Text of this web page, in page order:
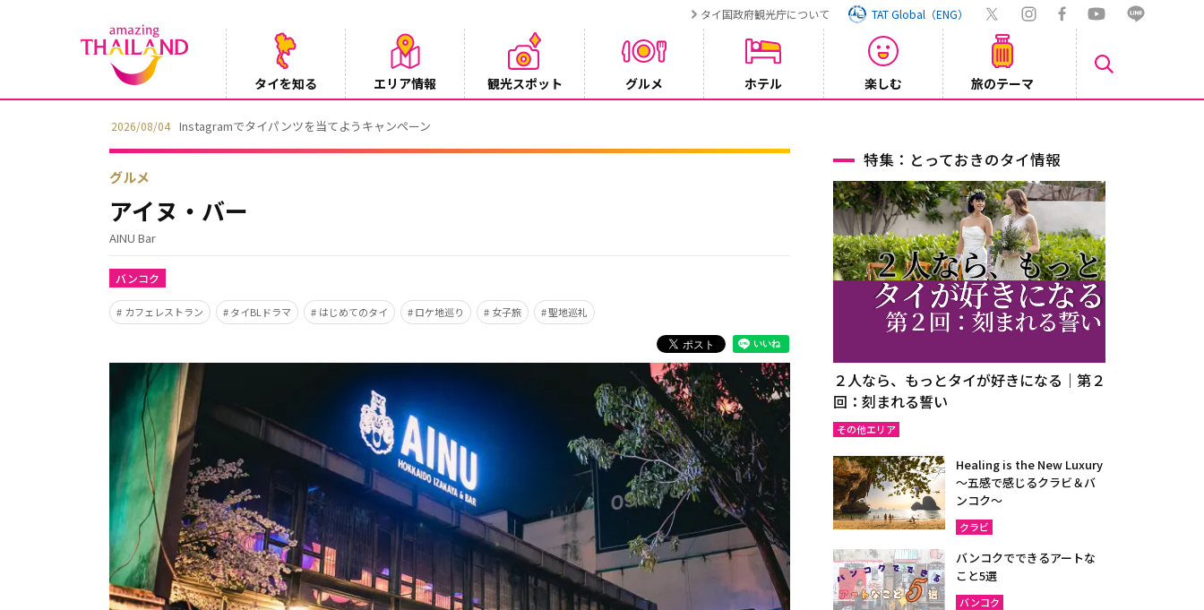
タイ国政府観光庁について TAT Global（ENG）
タイを知る エリア情報 観光スポット グルメ ホテル 楽しむ 旅のテーマ
2026/08/04 Instagramでタイパンツを当てようキャンペーン
グルメ
アイヌ・バー
AINU Bar
バンコク
カフェレストラン タイBLドラマ はじめてのタイ ロケ地巡り 女子旅 聖地巡礼
特集：とっておきのタイ情報
２人なら、もっとタイが好きになる｜第２
回：刻まれる誓い
その他エリア
Healing is the New Luxury
～五感で感じるクラビ＆バ
ンコク～
クラビ
バンコクでできるアートな
こと5選
バンコク